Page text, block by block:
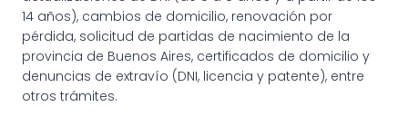
14 años), cambios de domicilio, renovación por
pérdida, solicitud de partidas de nacimiento de la
provincia de Buenos Aires, certificados de domicilio y
denuncias de extravío (DNI, licencia y patente), entre
otros trámites.